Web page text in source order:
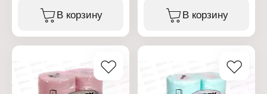
В корзину В корзину